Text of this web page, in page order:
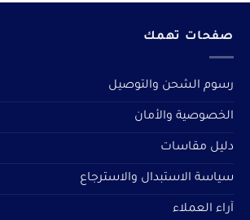
صفحات تهمك
رسوم الشحن والتوصيل
الخصوصية والأمان
دليل مقاسات
سياسة الاستبدال والاسترجاع
آراء العملاء